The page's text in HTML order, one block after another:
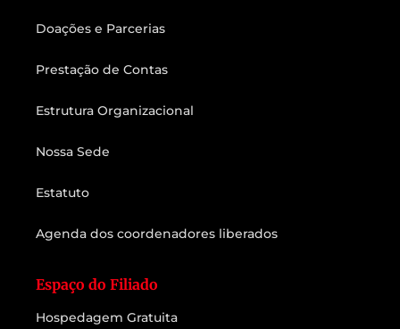
Doações e Parcerias
Prestação de Contas
Estrutura Organizacional
Nossa Sede
Estatuto
Agenda dos coordenadores liberados
Espaço do Filiado
Hospedagem Gratuita